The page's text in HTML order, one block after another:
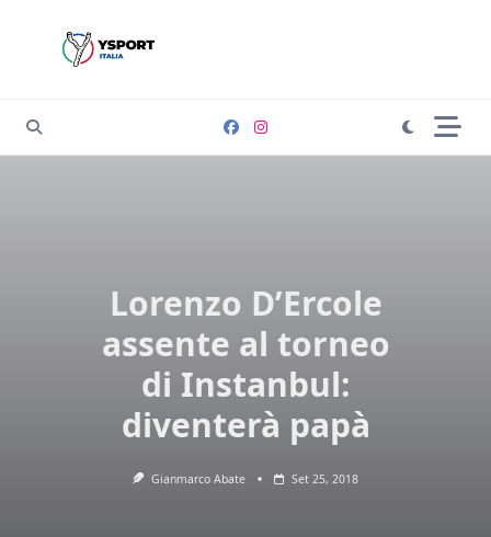
Lorenzo D’Ercole
assente al torneo
di Instanbul:
diventerà papà
Gianmarco Abate Set 25, 2018